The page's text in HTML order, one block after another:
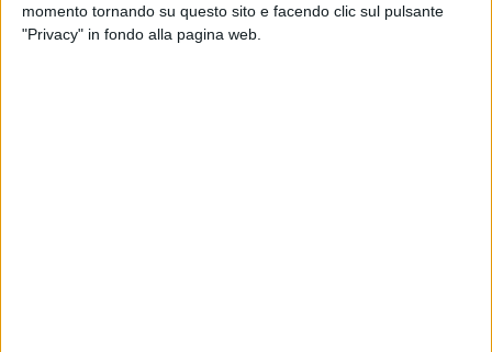
momento tornando su questo sito e facendo clic sul pulsante
"Privacy" in fondo alla pagina web.
auguro che adesso ci sia modo di accelerare le operazioni e
consentire un accesso dignitoso anche a noi. Per i prossimi